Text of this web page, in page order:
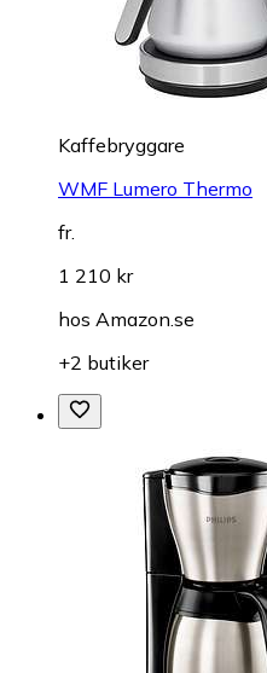
Kaffebryggare
WMF Lumero Thermo
fr.
1 210 kr
hos Amazon.se
+2 butiker